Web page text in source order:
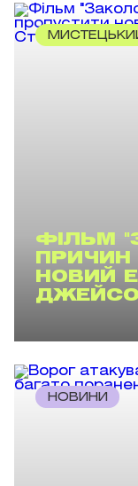
ФІЛЬМ
ПРИЧИН
НОВИЙ
НОВИНИ